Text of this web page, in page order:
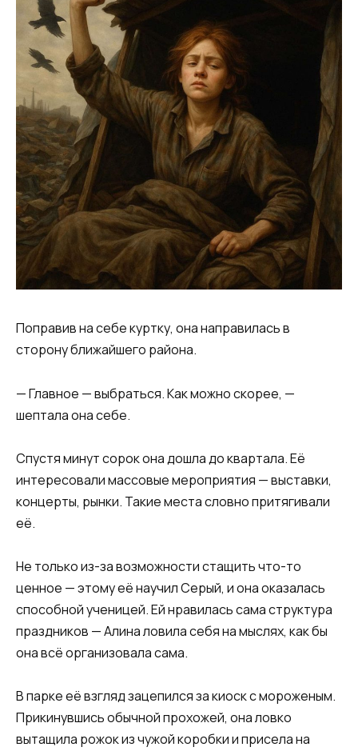
Поправив на себе куртку, она направилась в
сторону ближайшего района.
— Главное — выбраться. Как можно скорее, —
шептала она себе.
Спустя минут сорок она дошла до квартала. Её
интересовали массовые мероприятия — выставки,
концерты, рынки. Такие места словно притягивали
её.
Не только из-за возможности стащить что-то
ценное — этому её научил Серый, и она оказалась
способной ученицей. Ей нравилась сама структура
праздников — Алина ловила себя на мыслях, как бы
она всё организовала сама.
В парке её взгляд зацепился за киоск с мороженым.
Прикинувшись обычной прохожей, она ловко
вытащила рожок из чужой коробки и присела на